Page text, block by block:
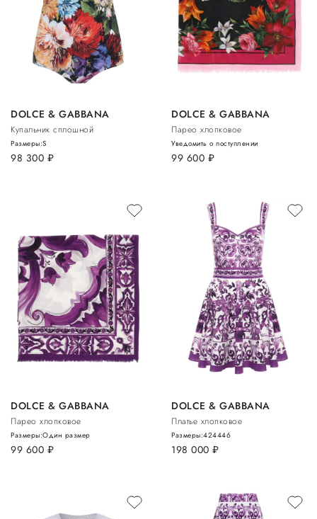
DOLCE & GABBANA
Купальник сплошной
98 300 руб.
Размеры:S
DOLCE & GABBANA
Парео хлопковое
99 600 руб.
Уведомить о поступлении
DOLCE & GABBANA
Парео хлопковое
99 600 руб.
Размеры:Один размер
DOLCE & GABBANA
Платье хлопковое
198 000 руб.
Размеры:424446